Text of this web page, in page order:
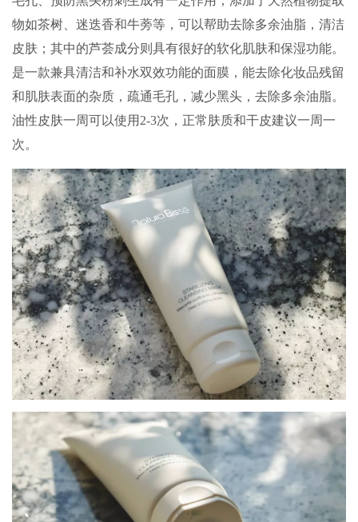
物如茶树、迷迭香和牛蒡等，可以帮助去除多余油脂，清洁
皮肤；其中的芦荟成分则具有很好的软化肌肤和保湿功能。
是一款兼具清洁和补水双效功能的面膜，能去除化妆品残留
和肌肤表面的杂质，疏通毛孔，减少黑头，去除多余油脂。
油性皮肤一周可以使用2-3次，正常肤质和干皮建议一周一
次。